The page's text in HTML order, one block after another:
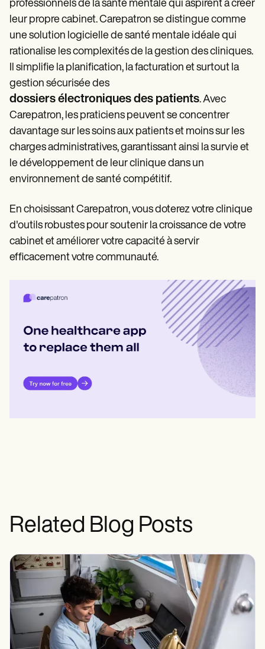
professionnels de la santé mentale qui aspirent à créer
leur propre cabinet. Carepatron se distingue comme
une solution logicielle de santé mentale idéale qui
rationalise les complexités de la gestion des cliniques.
Il simplifie la planification, la facturation et surtout la
gestion sécurisée des
dossiers électroniques des patients. Avec
Carepatron, les praticiens peuvent se concentrer
davantage sur les soins aux patients et moins sur les
charges administratives, garantissant ainsi la survie et
le développement de leur clinique dans un
environnement de santé compétitif.
En choisissant Carepatron, vous doterez votre clinique
d'outils robustes pour soutenir la croissance de votre
cabinet et améliorer votre capacité à servir
efficacement votre communauté.
Related Blog Posts